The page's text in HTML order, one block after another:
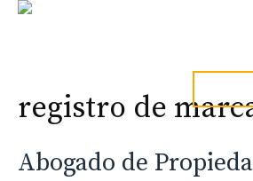
Skip
registro de
Abogado de